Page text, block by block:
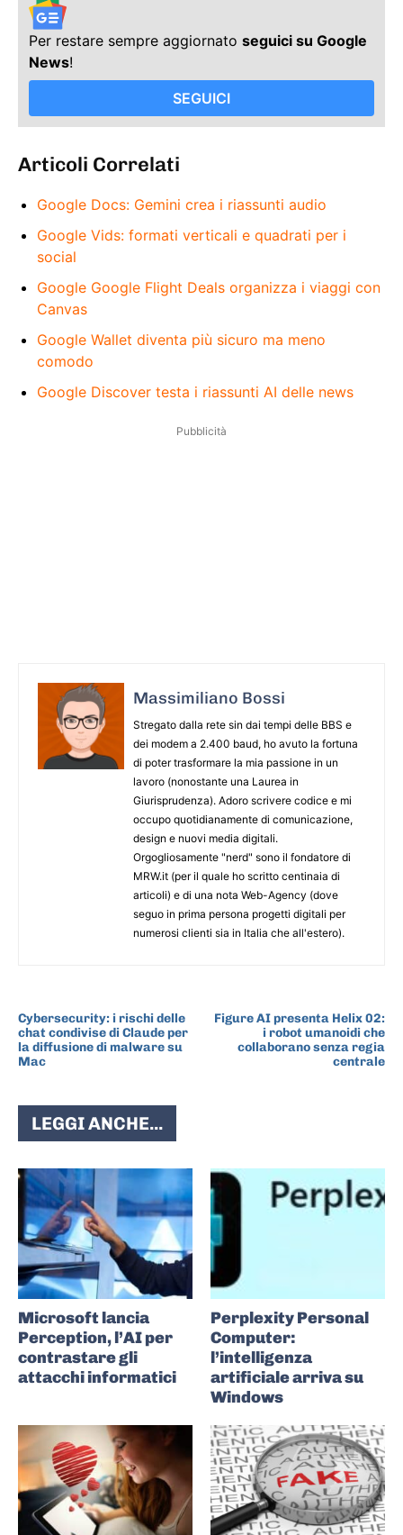
Per restare sempre aggiornato seguici su Google
News!
SEGUICI
Articoli Correlati
Google Docs: Gemini crea i riassunti audio
Google Vids: formati verticali e quadrati per i
social
Google Google Flight Deals organizza i viaggi con
Canvas
Google Wallet diventa più sicuro ma meno
comodo
Google Discover testa i riassunti AI delle news
Pubblicità
Massimiliano Bossi
Stregato dalla rete sin dai tempi delle BBS e
dei modem a 2.400 baud, ho avuto la fortuna
di poter trasformare la mia passione in un
lavoro (nonostante una Laurea in
Giurisprudenza). Adoro scrivere codice e mi
occupo quotidianamente di comunicazione,
design e nuovi media digitali.
Orgogliosamente "nerd" sono il fondatore di
MRW.it (per il quale ho scritto centinaia di
articoli) e di una nota Web-Agency (dove
seguo in prima persona progetti digitali per
numerosi clienti sia in Italia che all'estero).
Cybersecurity: i rischi delle
chat condivise di Claude per
la diffusione di malware su
Mac
Figure AI presenta Helix 02:
i robot umanoidi che
collaborano senza regia
centrale
LEGGI ANCHE...
Microsoft lancia
Perception, l’AI per
contrastare gli
attacchi informatici
Perplexity Personal
Computer:
l’intelligenza
artificiale arriva su
Windows